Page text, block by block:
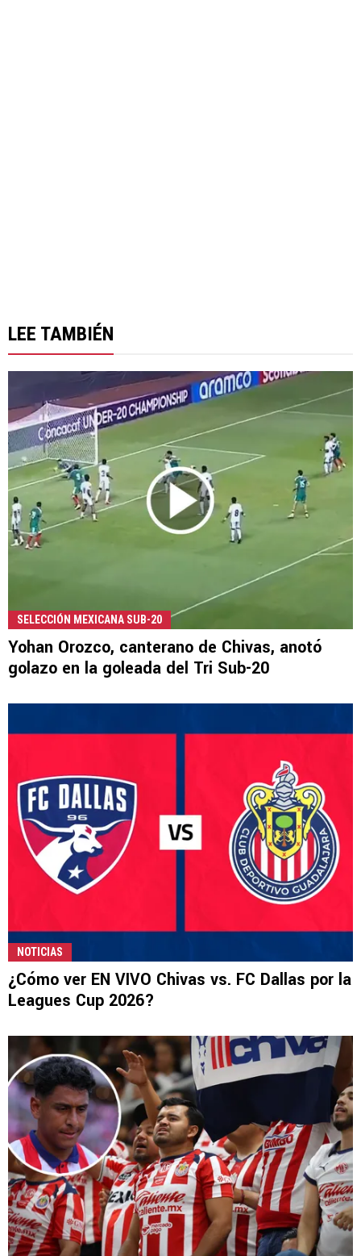
LEE TAMBIÉN
SELECCIÓN MEXICANA SUB-20
Yohan Orozco, canterano de Chivas, anotó
golazo en la goleada del Tri Sub-20
NOTICIAS
¿Cómo ver EN VIVO Chivas vs. FC Dallas por la
Leagues Cup 2026?